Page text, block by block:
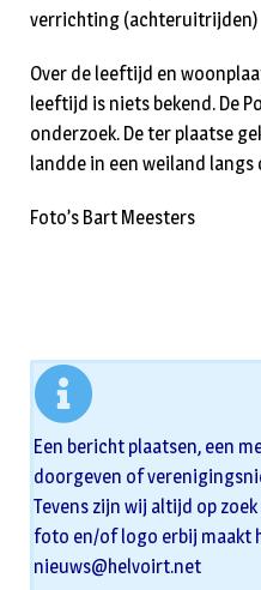
verrichting (achteruitrijden)
Over de leeftijd en
leeftijd is niets bekend. De
onderzoek. De ter plaatse
landde in een weiland langs
Foto’s Bart Meesters
Een bericht plaatsen, een
doorgeven of
Tevens zijn wij altijd op
foto en/of logo erbij maakt
nieuws@helvoirt.net